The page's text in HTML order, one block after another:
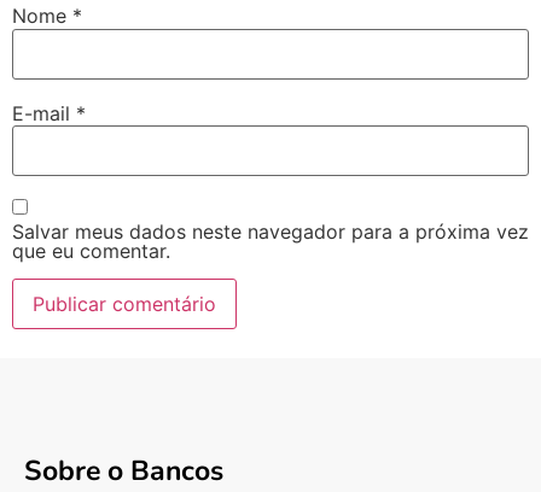
Nome *
E-mail *
Salvar meus dados neste navegador para a próxima vez
que eu comentar.
Sobre o Bancos